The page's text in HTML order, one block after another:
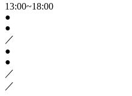
13:00~18:00
●
●
／
●
●
／
／